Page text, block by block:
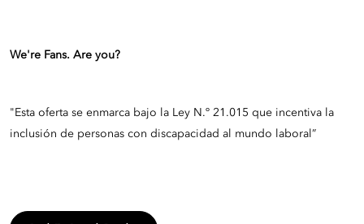
We're Fans. Are you?
"Esta oferta se enmarca bajo la Ley N.º 21.015 que incentiva la
inclusión de personas con discapacidad al mundo laboral”